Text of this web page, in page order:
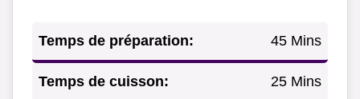
Temps de préparation: 45 Mins
Temps de cuisson: 25 Mins